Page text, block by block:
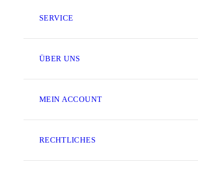
SERVICE
ÜBER UNS
MEIN ACCOUNT
RECHTLICHES